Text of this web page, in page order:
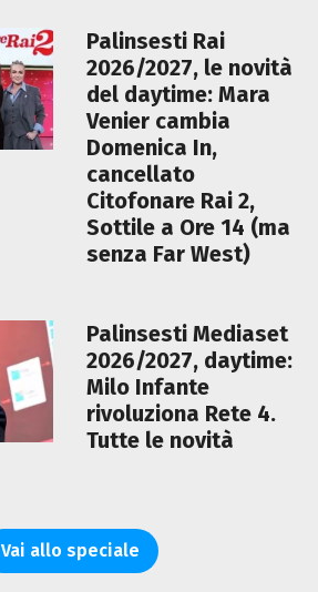
Palinsesti Rai
2026/2027, le novità
del daytime: Mara
Venier cambia
Domenica In,
cancellato
Citofonare Rai 2,
Sottile a Ore 14 (ma
senza Far West)
Palinsesti Mediaset
2026/2027, daytime:
Milo Infante
rivoluziona Rete 4.
Tutte le novità
Vai allo speciale